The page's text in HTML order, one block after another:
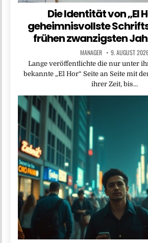
Die Identität von „El
geheimnisvollste
frühen zwanzigsten
MANAGER 9. AUGUST
Lange veröffentlichte die nur unter
bekannte „El Hor“ Seite an Seite mit
ihrer Zeit, bis…